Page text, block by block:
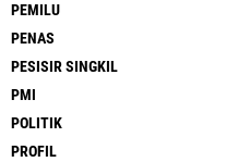
PEMILU
PENAS
PESISIR SINGKIL
PMI
POLITIK
PROFIL